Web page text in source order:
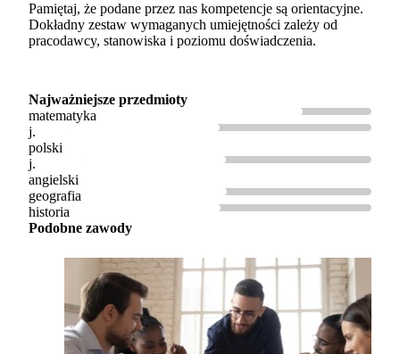
Pamiętaj, że podane przez nas kompetencje są orientacyjne.
Dokładny zestaw wymaganych umiejętności zależy od
pracodawcy, stanowiska i poziomu doświadczenia.
Najważniejsze przedmioty
matematyka
j.
polski
j.
angielski
geografia
historia
Podobne zawody